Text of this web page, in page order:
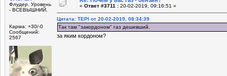
Флудер. Уровень
- ВСЕВЫШНИЙ.
Карма: +30/-0
Сообщений:
2567
« Ответ #3711 : 20-02-2019, 09:16:51 »
Цитата: ТЕРІ от 20-02-2019, 08:34:39
Так там "закордоном" газ дешевший.
за яким кордоном?